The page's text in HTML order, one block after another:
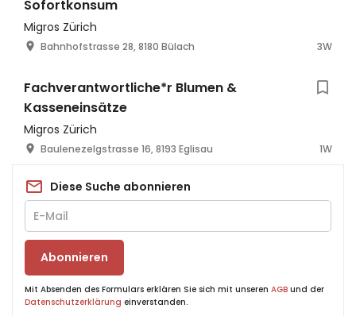
Sofortkonsum
Migros Zürich
Bahnhofstrasse 28, 8180 Bülach 3W
Fachverantwortliche*r Blumen &
Kasseneinsätze
Migros Zürich
Baulenezelgstrasse 16, 8193 Eglisau 1W
Diese Suche abonnieren
Abonnieren
Mit Absenden des Formulars erklären Sie sich mit unseren AGB und der
Datenschutzerklärung einverstanden.